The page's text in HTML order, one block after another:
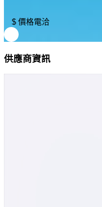
$ 價格電洽
供應商資訊